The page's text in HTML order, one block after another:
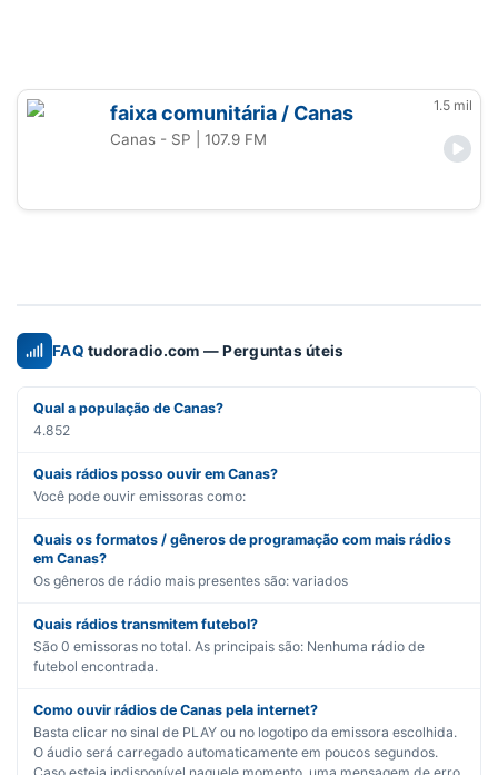
faixa comunitária / Canas 1.5 mil
Canas - SP | 107.9 FM
FAQ tudoradio.com — Perguntas úteis
Qual a população de Canas?
4.852
Quais rádios posso ouvir em Canas?
Você pode ouvir emissoras como:
Quais os formatos / gêneros de programação com mais rádios
em Canas?
Os gêneros de rádio mais presentes são: variados
Quais rádios transmitem futebol?
São 0 emissoras no total. As principais são: Nenhuma rádio de
futebol encontrada.
Como ouvir rádios de Canas pela internet?
Basta clicar no sinal de PLAY ou no logotipo da emissora escolhida.
O áudio será carregado automaticamente em poucos segundos.